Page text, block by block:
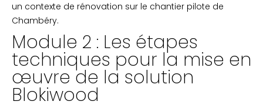
un contexte de rénovation sur le chantier pilote de
Chambéry.
Module 2 : Les étapes
techniques pour la mise en
œuvre de la solution
Blokiwood